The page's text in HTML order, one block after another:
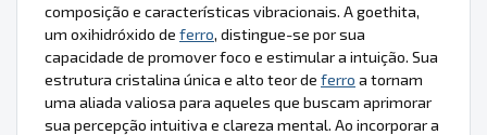
composição e características vibracionais. A goethita,
um oxihidróxido de ferro, distingue-se por sua
capacidade de promover foco e estimular a intuição. Sua
estrutura cristalina única e alto teor de ferro a tornam
uma aliada valiosa para aqueles que buscam aprimorar
sua percepção intuitiva e clareza mental. Ao incorporar a